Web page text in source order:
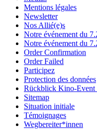
Mentions légales
Newsletter
Nos Allié(e)s
Notre événement du
Notre événement du
Order Confirmation
Order Failed
Participez
Protection des données
Rückblick Kino-
Sitemap
Situation initiale
Témoignages
Wegbereiter*innen